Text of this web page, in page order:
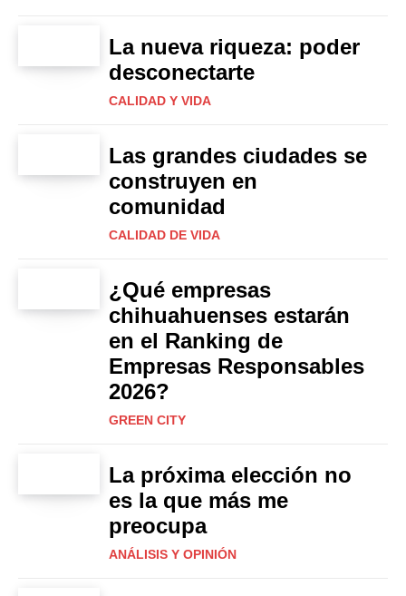
La nueva riqueza: poder
desconectarte
CALIDAD Y VIDA
Las grandes ciudades se
construyen en
comunidad
CALIDAD DE VIDA
¿Qué empresas
chihuahuenses estarán
en el Ranking de
Empresas Responsables
2026?
GREEN CITY
La próxima elección no
es la que más me
preocupa
ANÁLISIS Y OPINIÓN